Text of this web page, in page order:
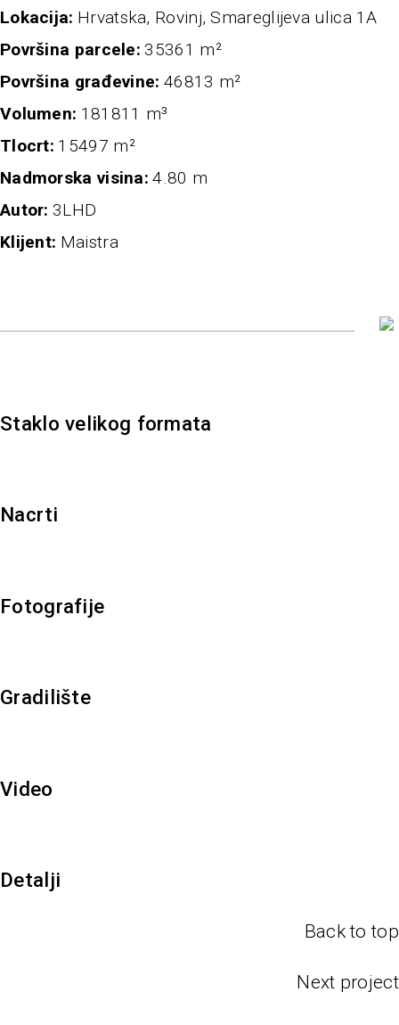
Lokacija Hrvatska, Rovinj, Smareglijeva ulica 1A
Površina parcele 35361 m²
Površina građevine 46813 m²
Volumen 181811 m³
Tlocrt 15497 m²
nadmorska visina 4.80 m
autor 3LHD
klijent Maistra
Staklo velikog formata
Nacrti
Fotografije
Gradilište
Video
Detalji
Back to top
Next project